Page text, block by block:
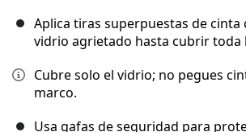
Aplica tiras superpuestas de cinta
vidrio agrietado hasta cubrir toda
Cubre solo el vidrio; no pegues
marco.
Usa gafas de seguridad para